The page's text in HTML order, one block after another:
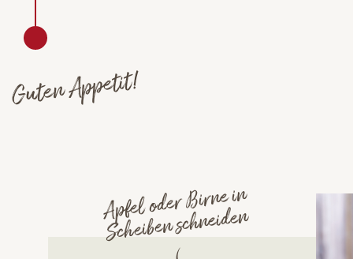
Guten Appetit!
Apfel oder
Birne in
Scheiben schneiden